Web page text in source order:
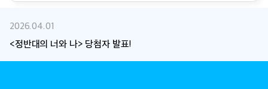
2026.04.01
<정반대의 너와 나> 당첨자 발표!